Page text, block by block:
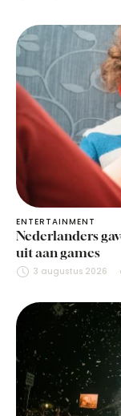
ENTERTAINMENT
Nederlanders
uit aan games
3 augustus 2026